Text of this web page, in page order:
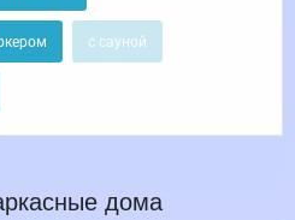
с сауной
дома